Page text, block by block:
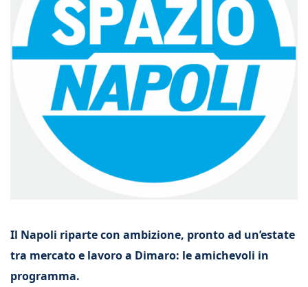
Il Napoli riparte con ambizione, pronto ad un’estate
tra mercato e lavoro a Dimaro: le amichevoli in
programma.